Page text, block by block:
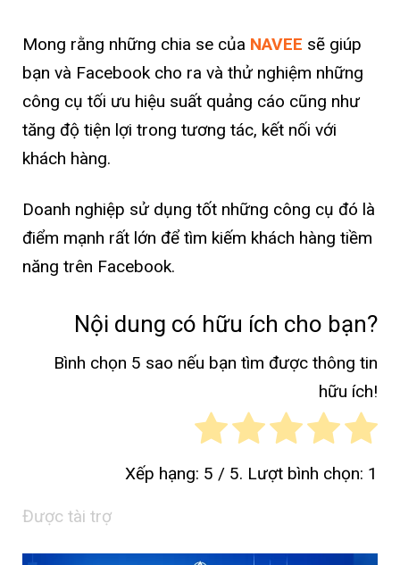
Mong rằng những chia se của NAVEE sẽ giúp
bạn và Facebook cho ra và thử nghiệm những
công cụ tối ưu hiệu suất quảng cáo cũng như
tăng độ tiện lợi trong tương tác, kết nối với
khách hàng.
Doanh nghiệp sử dụng tốt những công cụ đó là
điểm mạnh rất lớn để tìm kiếm khách hàng tiềm
năng trên Facebook.
Nội dung có hữu ích cho bạn?
Bình chọn 5 sao nếu bạn tìm được thông tin
hữu ích!
Xếp hạng: 5 / 5. Lượt bình chọn: 1
Được tài trợ